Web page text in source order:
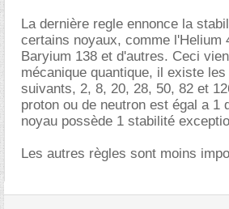
La dernière regle ennonce la
certains noyaux, comme l'Helium
Baryium 138 et d'autres. Ceci
mécanique quantique, il existe
suivants, 2, 8, 20, 28, 50, 82 et
proton ou de neutron est égal a 1
noyau possède 1 stabilité
Les autres règles sont moins